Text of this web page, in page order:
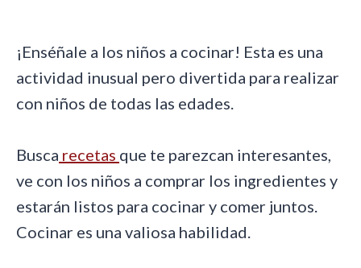
¡Enséñale a los niños a cocinar! Esta es una
actividad inusual pero divertida para realizar
con niños de todas las edades.
Busca recetas que te parezcan interesantes,
ve con los niños a comprar los ingredientes y
estarán listos para cocinar y comer juntos.
Cocinar es una valiosa habilidad.